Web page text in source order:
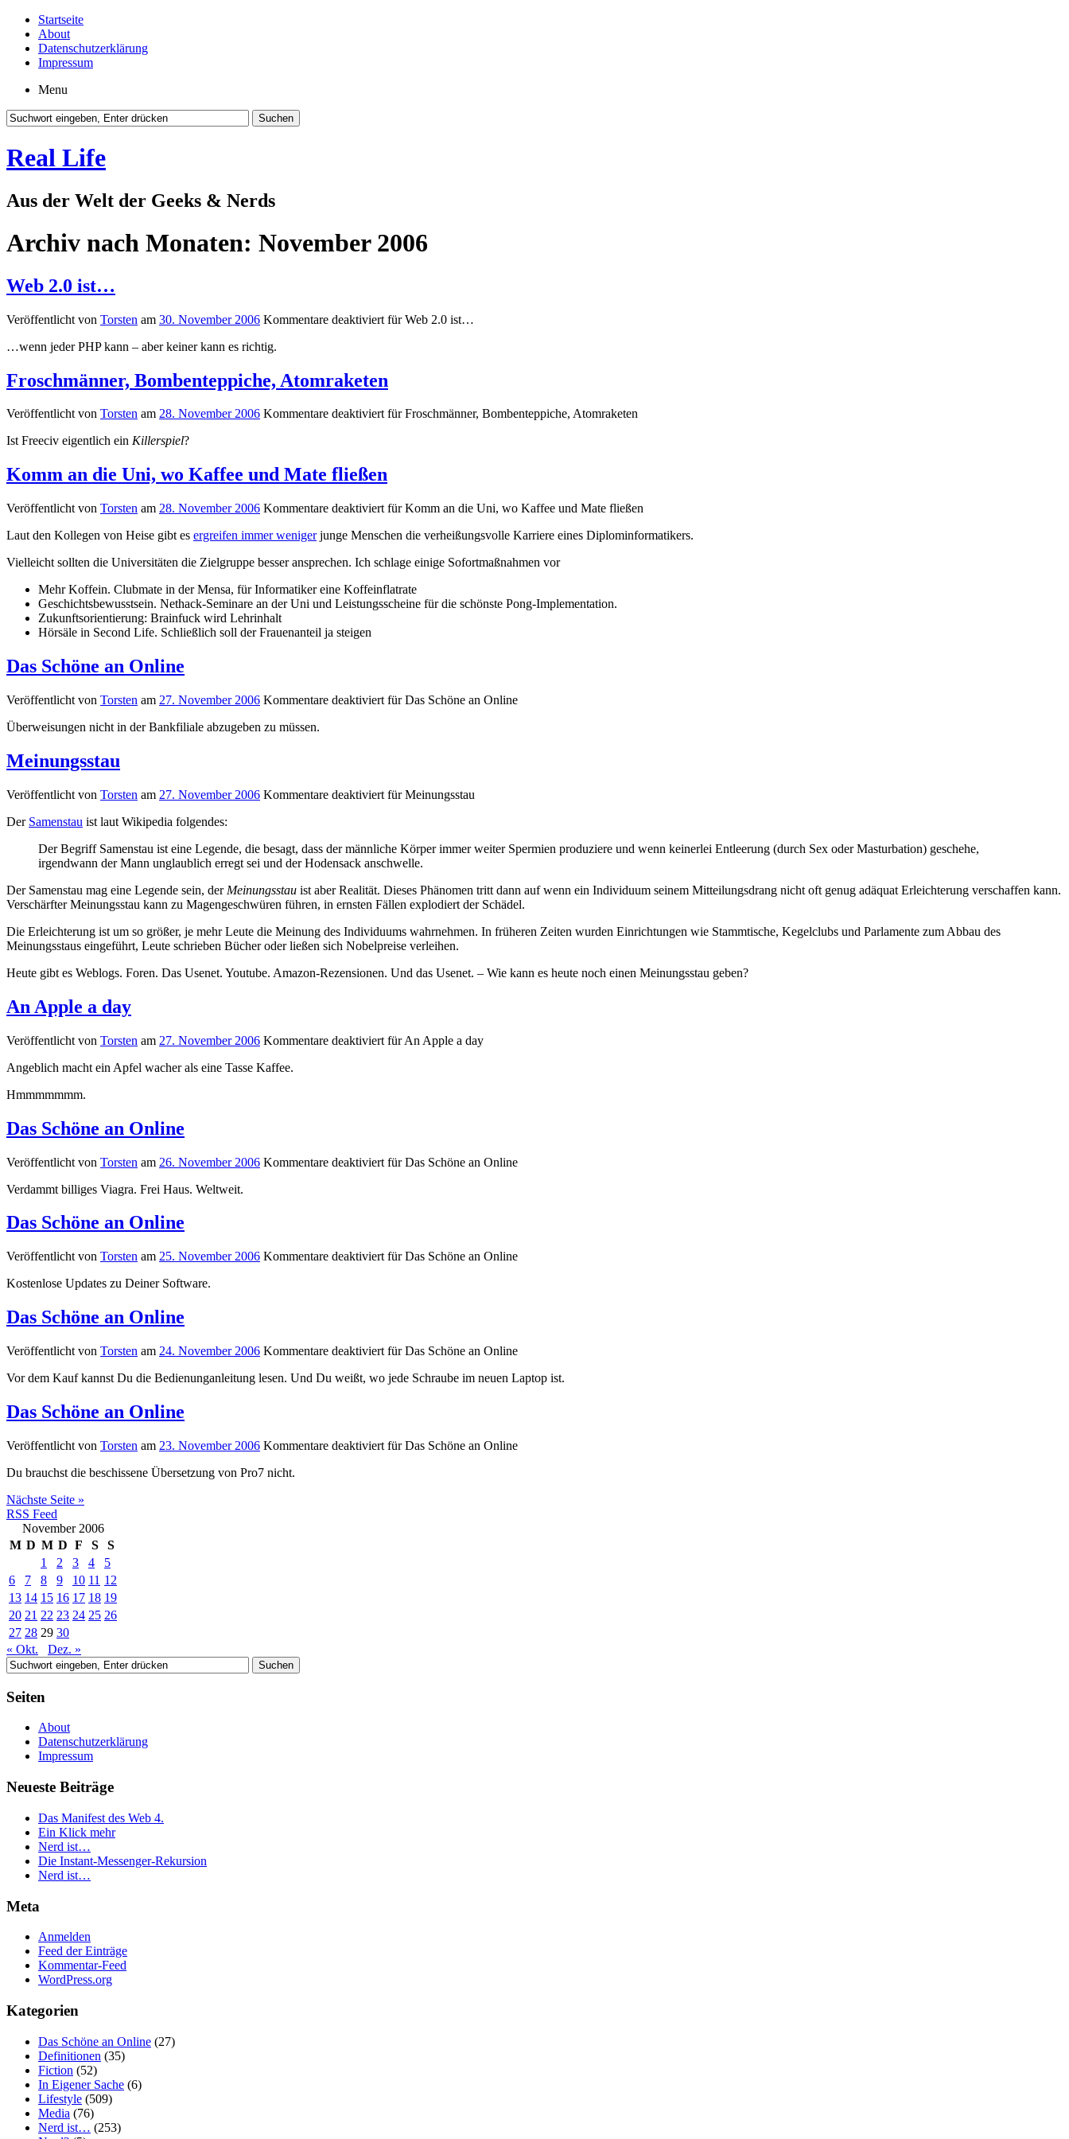
Startseite
About
Datenschutzerklärung
Impressum
Menu
Real Life
Aus der Welt der Geeks & Nerds
Archiv nach Monaten: November 2006
Web 2.0 ist…
Veröffentlicht von Torsten am 30. November 2006 Kommentare deaktiviert für Web 2.0 ist…
…wenn jeder PHP kann – aber keiner kann es richtig.
Froschmänner, Bombenteppiche, Atomraketen
Veröffentlicht von Torsten am 28. November 2006 Kommentare deaktiviertfür Froschmänner, Bombenteppiche, Atomraketen
Ist Freeciv eigentlich ein Killerspiel?
Komm an die Uni, wo Kaffee und Mate fließen
Veröffentlicht von Torsten am 28. November 2006 Kommentare deaktiviert für Komm an die Uni, wo Kaffee und Mate fließen
Laut den Kollegen von Heise gibt es ergreifen immer wenigerjunge Menschen die verheißungsvolle Karriere eines Diplominformatikers.
Vielleicht sollten die Universitäten die Zielgruppe besser ansprechen. Ich schlage einige Sofortmaßnahmen vor
Mehr Koffein. Clubmate in der Mensa, für Informatiker eine Koffeinflatrate
Geschichtsbewusstsein. Nethack-Seminare an der Uni und Leistungsscheine für die schönste Pong-Implementation.
Zukunftsorientierung: Brainfuck wird Lehrinhalt
Hörsäle in Second Life. Schließlich soll der Frauenanteil ja steigen
Das Schöne an Online
Veröffentlicht von Torsten am 27. November 2006 Kommentare deaktiviert für Das Schöne an Online
Überweisungen nicht in der Bankfiliale abzugeben zu müssen.
Meinungsstau
Veröffentlicht von Torsten am 27. November 2006 Kommentare deaktiviert für Meinungsstau
Der Samenstau ist laut Wikipedia folgendes:
Der Begriff Samenstau ist eine Legende, die besagt, dass der männliche Körper immer weiter Spermien produziere und wenn keinerlei Entleerung (durch Sex oder Masturbation) geschehe,
irgendwann der Mann unglaublich erregt sei und der Hodensack anschwelle.
Der Samenstau mag eine Legende sein, der Meinungsstau ist aber Realität. Dieses Phänomen tritt dann auf wenn ein Individuum seinem Mitteilungsdrang nicht oft genug adäquat Erleichterung verschaffen kann.
Verschärfter Meinungsstau kann zu Magengeschwüren führen, in ernsten Fällen explodiert der Schädel.
Die Erleichterung ist um so größer, je mehr Leute die Meinung des Individuums wahrnehmen. In früheren Zeiten wurden Einrichtungen wie Stammtische, Kegelclubs und Parlamente zum Abbau des
Meinungsstaus eingeführt, Leute schrieben Bücher oder ließen sich Nobelpreise verleihen.
Heute gibt es Weblogs. Foren. Das Usenet. Youtube. Amazon-Rezensionen. Und das Usenet. – Wie kann es heute noch einen Meinungsstau geben?
An Apple a day
Veröffentlicht von Torsten am 27. November 2006 Kommentare deaktiviert für An Apple a day
Angeblich macht ein Apfel wacher als eine Tasse Kaffee.
Hmmmmmmm.
Das Schöne an Online
Veröffentlicht von Torsten am 26. November 2006 Kommentare deaktiviert für Das Schöne an Online
Verdammt billiges Viagra. Frei Haus. Weltweit.
Das Schöne an Online
Veröffentlicht von Torsten am 25. November 2006 Kommentare deaktiviert für Das Schöne an Online
Kostenlose Updates zu Deiner Software.
Das Schöne an Online
Veröffentlicht von Torsten am 24. November 2006 Kommentare deaktiviert für Das Schöne an Online
Vor dem Kauf kannst Du die Bedienunganleitung lesen. Und Du weißt, wo jede Schraube im neuen Laptop ist.
Das Schöne an Online
Veröffentlicht von Torsten am 23. November 2006 Kommentare deaktiviert für Das Schöne an Online
Du brauchst die beschissene Übersetzung von Pro7 nicht.
Nächste Seite »
RSS Feed
November 2006
M D M D F S
S
1
2 3 4
5
6
7 8 9 10 11 12
13 14 15 16 17 18 19
20 21 22 23 24 25 26
27 28 29 30
« Okt.
Dez. »
Seiten
About
Datenschutzerklärung
Impressum
Neueste Beiträge
Das Manifest des Web 4.
Ein Klick mehr
Nerd ist…
Die Instant-Messenger-Rekursion
Nerd ist…
Meta
Anmelden
Feed der Einträge
Kommentar-Feed
WordPress.org
Kategorien
Das Schöne an Online (27)
Definitionen (35)
Fiction (52)
In Eigener Sache (6)
Lifestyle (509)
Media (76)
Nerd ist… (253)